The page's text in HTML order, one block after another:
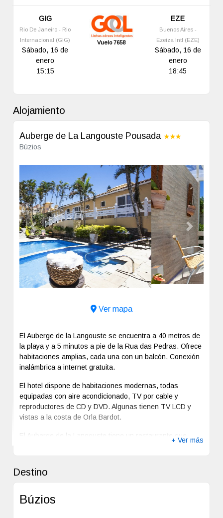
GIG
Rio De Janeiro - Rio
Internacional (GIG)
Sábado, 16 de
enero
15:15
Vuelo 7658
EZE
Buenos Aires -
Ezeiza Intl (EZE)
Sábado, 16 de
enero
18:45
Alojamiento
Auberge de La Langouste Pousada
Búzios
Previous Next
Ver mapa
El Auberge de la Langouste se encuentra a 40 metros de
la playa y a 5 minutos a pie de la Rua das Pedras. Ofrece
habitaciones amplias, cada una con un balcón. Conexión
inalámbrica a internet gratuita.
El hotel dispone de habitaciones modernas, todas
equipadas con aire acondicionado, TV por cable y
reproductores de CD y DVD. Algunas tienen TV LCD y
vistas a la costa de Orla Bardot.
El Auberge de la Langouste tiene un restaurante que
sirve cocina local y que ofrece vistas a la amplia piscina
Hay un aparcamiento gratuito. El hotel también cuenta
son accesibles a pie.
+ Ver más
Destino
Búzios